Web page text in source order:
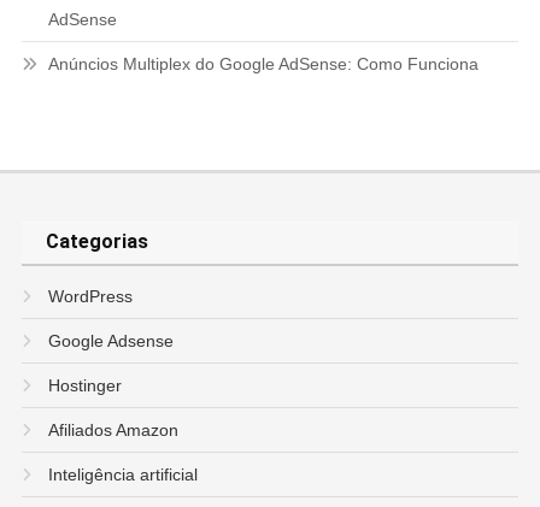
AdSense
Anúncios Multiplex do Google AdSense: Como Funciona
Categorias
WordPress
Google Adsense
Hostinger
Afiliados Amazon
Inteligência artificial